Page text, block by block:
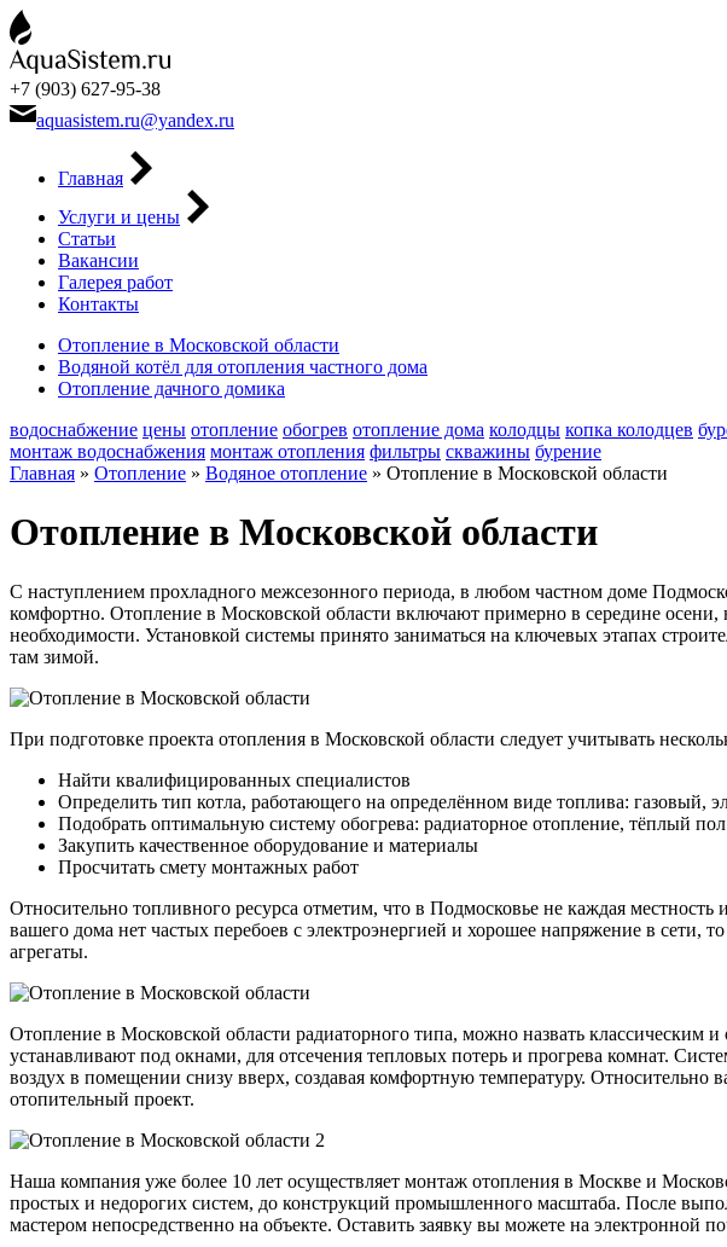
+7 (903) 627-95-38
aquasistem.ru@yandex.ru
Главная
Услуги и цены
Статьи
Вакансии
Галерея работ
Контакты
Отопление в Московской области
Водяной котёл для отопления частного дома
Отопление дачного домика
водоснабжение цены отопление обогрев отопление дома колодцы копка колодцев
монтаж водоснабжения монтаж отопления фильтры скважины бурение
Главная » Отопление » Водяное отопление » Отопление в Московской области
Отопление в Московской области
С наступлением прохладного межсезонного периода, в любом частном доме
комфортно. Отопление в Московской области включают примерно в середине
необходимости. Установкой системы принято заниматься на ключевых этапах
там зимой.
При подготовке проекта отопления в Московской области следует учитывать
Найти квалифицированных специалистов
Определить тип котла, работающего на определённом виде топлива: газовый,
Подобрать оптимальную систему обогрева: радиаторное отопление, тёплый
Закупить качественное оборудование и материалы
Просчитать смету монтажных работ
Относительно топливного ресурса отметим, что в Подмосковье не каждая
вашего дома нет частых перебоев с электроэнергией и хорошее напряжение в сети,
агрегаты.
Отопление в Московской области радиаторного типа, можно назвать классическим
устанавливают под окнами, для отсечения тепловых потерь и прогрева комнат.
воздух в помещении снизу вверх, создавая комфортную температуру.
отопительный проект.
Наша компания уже более 10 лет осуществляет монтаж отопления в Москве и
простых и недорогих систем, до конструкций промышленного масштаба. После
мастером непосредственно на объекте. Оставить заявку вы можете на электронной